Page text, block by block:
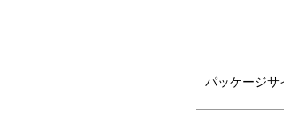
いつもの家事がもっと愉しく、ずっとラクになる
豪華な箔押し仕様できらめくスター柄がかわいい
パッケージサ